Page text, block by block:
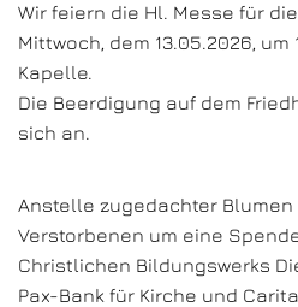
Wir feiern die Hl. Messe für
Mittwoch, dem 13.05.2026, um
Kapelle.
Die Beerdigung auf dem
sich an.
Anstelle zugedachter
Verstorbenen um eine
Christlichen Bildungswerks Die
Pax-Bank für Kirche und